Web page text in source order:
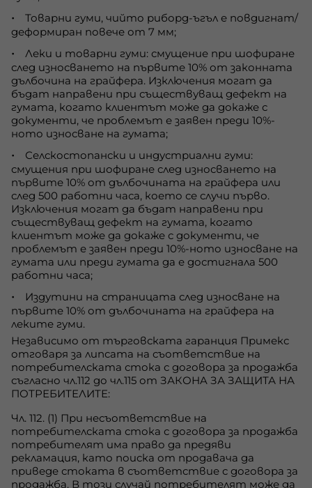
Товарни гуми, чийто риборд-ъгъл е повдигнат/
деформиран повече от 7 мм;
Леки и товарни гуми: смущение при шофиране
след износването на първите 10% от законната
дълбочина на грайфера. Изключения могат да
бъдат направени при съществуващ дефект на
гумата, когато клиентът може да докаже с
документи, че проблемът е заявен преди 10%-
ното износване на гумата;
Селскостопански и индустриални гуми:
смущения при шофиране след износването на
първите 10% от дълбочината на грайфера или
след 500 работни часа, което се случи първо.
Изключения могат да бъдат направени при
съществуващ дефект на гумата, когато
клиентът може да докаже с документи, че
проблемът е заявен преди 10%-ното износване на
гумата или преди гумата да е достигнала 500
работни часа;
Издутини на страницата след износване на
първите 10% от дълбочината на грайфера на
леките гуми.
Независимо от търговската гаранция Примекс
отговаря за липсата на съответствие на
потребителската стока с договора за продажба
съгласно чл.112 до чл.115 от ЗАКОНA ЗА ЗАЩИТА НА
ПОТРЕБИТЕЛИТЕ:
Чл. 112. (1) При несъответствие на
потребителската стока с договора за продажба
потребителят има право да предяви
рекламация, като поиска от продавача да
приведе стоката в съответствие с договора за
продажба. В този случай потребителят може да